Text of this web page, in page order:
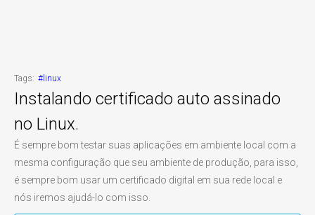
Tags: #linux
Instalando certificado auto assinado
no Linux.
É sempre bom testar suas aplicações em ambiente local com a
mesma configuração que seu ambiente de produção, para isso,
é sempre bom usar um certificado digital em sua rede local e
nós iremos ajudá-lo com isso.